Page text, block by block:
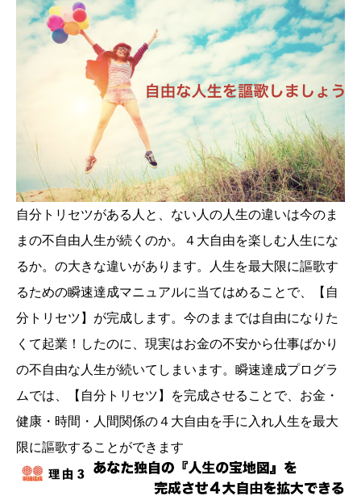
自分トリセツがある人と、ない人の人生の違いは今のま
まの不自由人生が続くのか。４大自由を楽しむ人生にな
るか。の大きな違いがあります。人生を最大限に謳歌す
るための瞬速達成マニュアルに当てはめることで、【自
分トリセツ】が完成します。今のままでは自由になりた
くて起業！したのに、現実はお金の不安から仕事ばかり
の不自由な人生が続いてしまいます。瞬速達成プログラ
ムでは、【自分トリセツ】を完成させることで、お金・
健康・時間・人間関係の４大自由を手に入れ人生を最大
限に謳歌することができます